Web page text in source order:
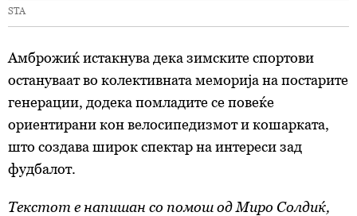
STA
Амброжиќ истакнува дека зимските спортови
остануваат во колективната меморија на постарите
генерации, додека помладите се повеќе
ориентирани кон велосипедизмот и кошарката,
што создава широк спектар на интереси зад
фудбалот.
Текстот е напишан со помош од Миро Солдиќ,